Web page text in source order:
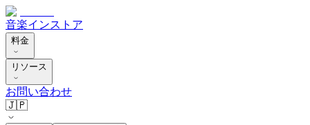
音楽インストア
料金
リソース
お問い合わせ
🇯🇵